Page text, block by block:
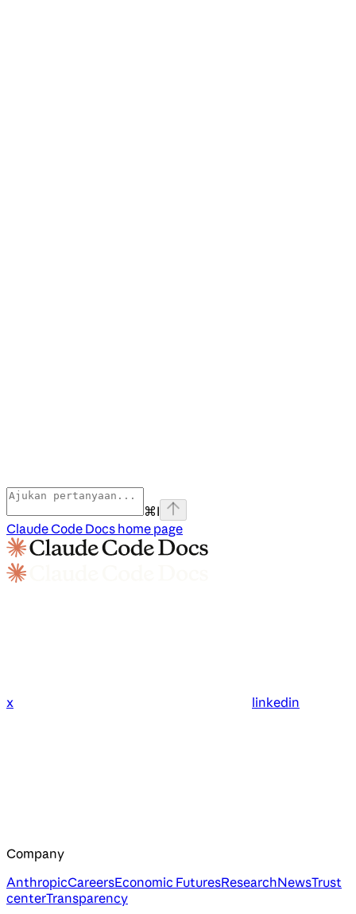
⌘I
Claude Code Docs home page
x linkedin
Company
AnthropicCareersEconomic FuturesResearchNewsTrust
centerTransparency